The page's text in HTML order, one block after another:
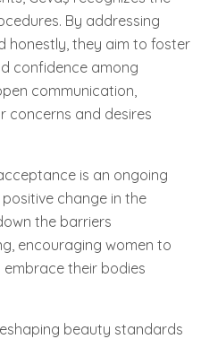
By addressing
honestly, they aim to foster
confidence among
communication,
concerns and desires
is an ongoing
change in the
the barriers
encouraging women to
their bodies
beauty standards